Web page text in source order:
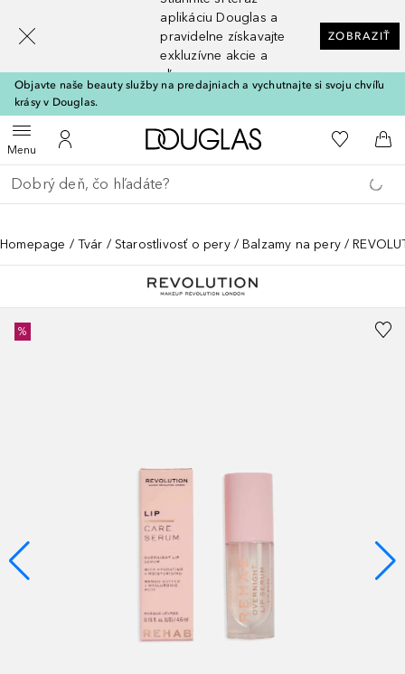
aplikáciu Douglas a
pravidelne získavajte
exkluzívne akcie a
zľavy
ZOBRAZIŤ
Objavte naše beauty služby na predajniach a vychutnajte si svoju chvíľu
krásy v Douglas.
MenuOtvoriť menuDo môjho účtu
Domov Do môjho
Do
Choď späť
Vykonajte vyhľadávanie
Homepage Tvár Starostlivosť o pery Balzamy na pery
%
[navigation.slideout.screenreader]